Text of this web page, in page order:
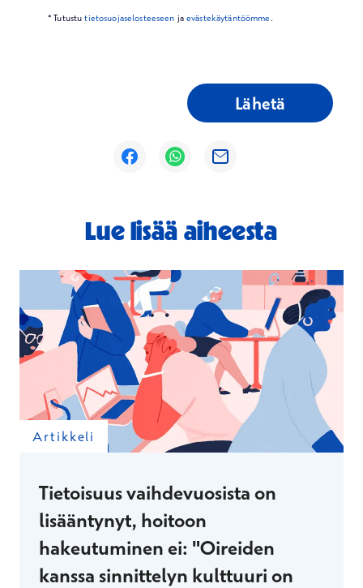
* Tutustutietosuojaselosteeseen jaevästekäytäntöömme.
Lähetä
Avautuu uuteen ikkunaan
Avautuu uuteen ikkunaan
Avautuu uuteen ikkunaan
Lue lisää aiheesta
Artikkeli
Tietoisuus vaihdevuosista on
lisääntynyt, hoitoon
hakeutuminen ei: "Oireiden
kanssa sinnittelyn kulttuuri on